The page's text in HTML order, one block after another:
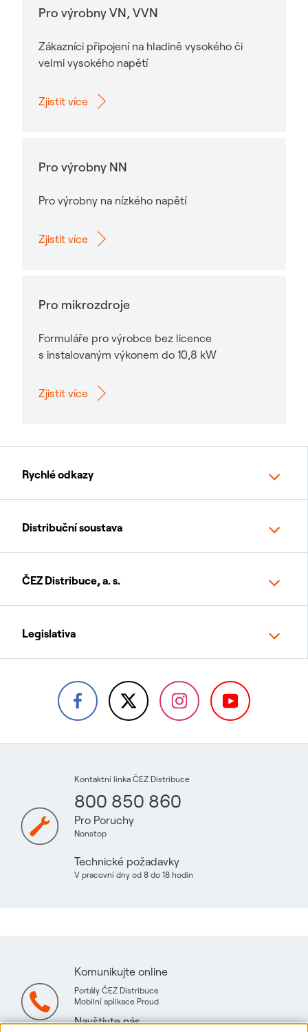
Pro výrobny VN, VVN
Zákazníci připojení na hladině vysokého či
velmi vysokého napětí
Zjistit více
Pro výrobny NN
Pro výrobny na nízkého napětí
Zjistit více
Pro mikrozdroje
Formuláře pro výrobce bez licence
s instalovaným výkonem do 10,8 kW
Zjistit více
Rychlé odkazy
Distribuční soustava
ČEZ Distribuce, a. s.
Legislativa
Kontaktní linka ČEZ Distribuce
800 850 860
Pro Poruchy
Nonstop
Technické požadavky
V pracovní dny od 8 do 18 hodin
Komunikujte online
Portály ČEZ Distribuce
Mobilní aplikace Proud
Navštivte nás